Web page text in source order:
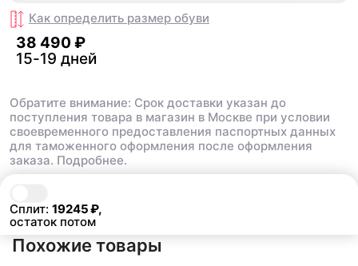
Сплит: 19245₽,
остаток потом
Как определить размер обуви
38 490 ₽
15-19 дней
Обратите внимание: Срок доставки указан до
поступления товара в магазин в Москве при условии
своевременного предоставления паспортных данных
для таможенного оформления после оформления
заказа. Подробнее.
Похожие товары